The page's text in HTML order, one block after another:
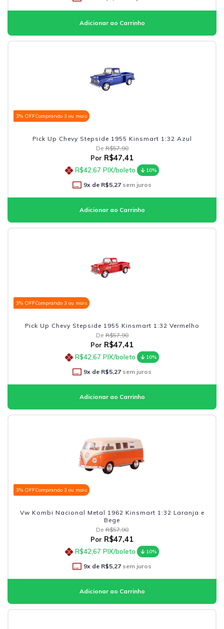
3% OFFComprando 3 ou mais
Pick Up Chevy Stepside 1955 Kinsmart 1:32 Azul
De R$57,90
Por R$47,41
R$42,67 PIX/boleto 10%
9x de R$5,27 sem juros
3% OFFComprando 3 ou mais
Pick Up Chevy Stepside 1955 Kinsmart 1:32 Vermelho
De R$57,90
Por R$47,41
R$42,67 PIX/boleto 10%
9x de R$5,27 sem juros
3% OFFComprando 3 ou mais
Vw Kombi Nacional Metal 1962 Kinsmart 1:32 Laranja e
Bege
De R$57,90
Por R$47,41
R$42,67 PIX/boleto 10%
9x de R$5,27 sem juros